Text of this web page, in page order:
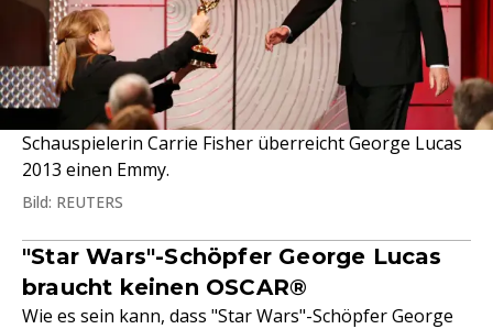
Schauspielerin Carrie Fisher überreicht George Lucas
2013 einen Emmy.
Bild: REUTERS
"Star Wars"-Schöpfer George Lucas
braucht keinen OSCAR®
Wie es sein kann, dass "Star Wars"-Schöpfer George